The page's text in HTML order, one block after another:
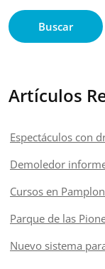
Buscar
Artículos
Espectáculos con
Demoledor
Cursos en
Parque de las
Nuevo sistema